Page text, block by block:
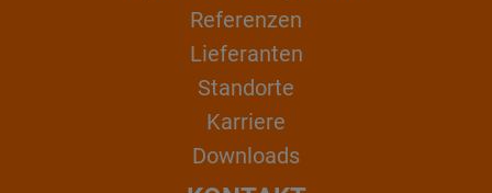
Referenzen
Lieferanten
Standorte
Karriere
Downloads